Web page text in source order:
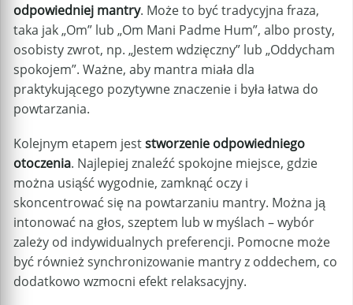
odpowiedniej mantry. Może to być tradycyjna fraza,
taka jak „Om” lub „Om Mani Padme Hum”, albo prosty,
osobisty zwrot, np. „Jestem wdzięczny” lub „Oddycham
spokojem”. Ważne, aby mantra miała dla
praktykującego pozytywne znaczenie i była łatwa do
powtarzania.
Kolejnym etapem jeststworzenie odpowiedniego
otoczenia. Najlepiej znaleźć spokojne miejsce, gdzie
można usiąść wygodnie, zamknąć oczy i
skoncentrować się na powtarzaniu mantry. Można ją
intonować na głos, szeptem lub w myślach – wybór
zależy od indywidualnych preferencji. Pomocne może
być również synchronizowanie mantry z oddechem, co
dodatkowo wzmocni efekt relaksacyjny.